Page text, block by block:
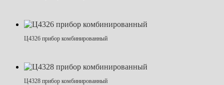
Ц4326 прибор комбинированный
Ц4328 прибор комбинированный